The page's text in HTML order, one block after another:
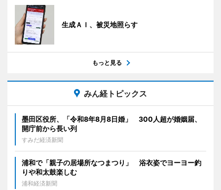
生成ＡＩ、被災地照らす
もっと見る
みん経トピックス
墨田区役所、「令和8年8月8日婚」 300人超が婚姻届、
開庁前から長い列
すみだ経済新聞
浦和で「親子の居場所なつまつり」 浴衣姿でヨーヨー釣
りや和太鼓楽しむ
浦和経済新聞